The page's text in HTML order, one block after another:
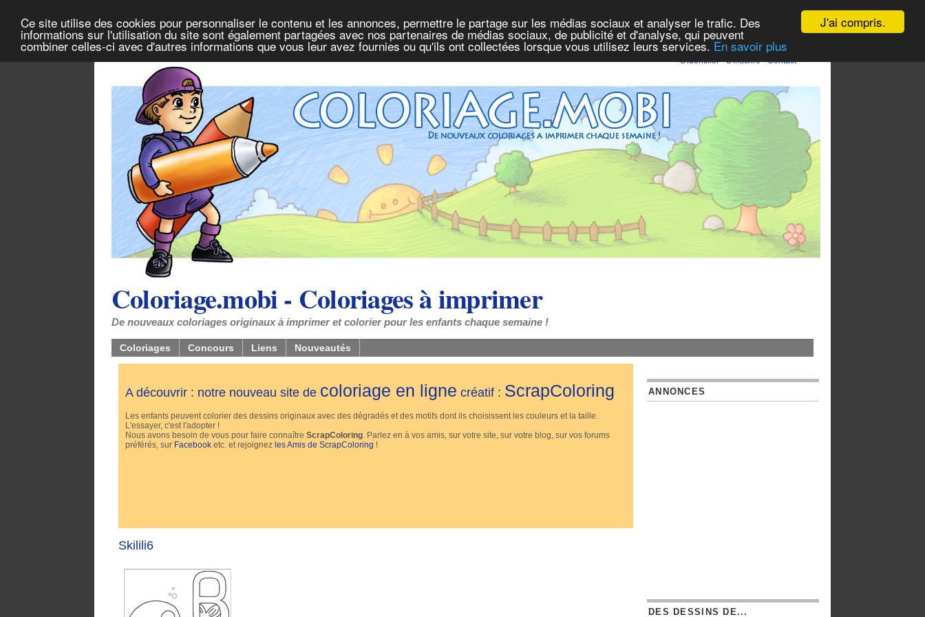
J'ai compris.
Ce site utilise des cookies pour personnaliser le contenu et les annonces, permettre le partage sur les médias sociaux et analyser le trafic. Des
informations sur l'utilisation du site sont également partagées avec nos partenaires de médias sociaux, de publicité et d'analyse, qui peuvent
combiner celles-ci avec d'autres informations que vous leur avez fournies ou qu'ils ont collectées lorsque vous utilisez leurs services. En savoir plus
S'identifier -S'inscrire -Contact
Coloriage.mobi - Coloriages à imprimer
De nouveaux coloriages originaux à imprimer et colorier pour les enfants chaque semaine !
Coloriages Concours Liens Nouveautés
A découvrir : notre nouveau site de coloriage en ligne créatif : ScrapColoring
Les enfants peuvent colorier des dessins originaux avec des dégradés et des motifs dont ils choisissent les couleurs et la taille.
L'essayer, c'est l'adopter !
Nous avons besoin de vous pour faire connaître ScrapColoring . Parlez en à vos amis, sur votre site, sur votre blog, sur vos forums
préférés, sur Facebook etc. et rejoignez les Amis de ScrapColoring !
Skilili6
ANNONCES
DES DESSINS DE...